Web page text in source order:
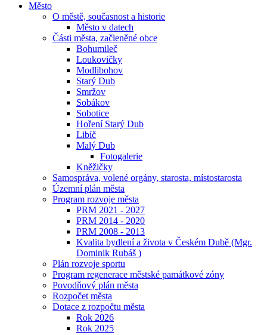
Město
O městě, současnost a historie
Město v datech
Části města, začleněné obce
Bohumileč
Loukovičky
Modlibohov
Starý Dub
Smržov
Sobákov
Sobotice
Hoření Starý Dub
Libíč
Malý Dub
Fotogalerie
Kněžičky
Samospráva, volené orgány, starosta, místostarosta
Územní plán města
Program rozvoje města
PRM 2021 - 2027
PRM 2014 - 2020
PRM 2008 - 2013
Kvalita bydlení a života v Českém Dubě (Mgr.
Dominik Rubáš )
Plán rozvoje sportu
Program regenerace městské památkové zóny
Povodňový plán města
Rozpočet města
Dotace z rozpočtu města
Rok 2026
Rok 2025